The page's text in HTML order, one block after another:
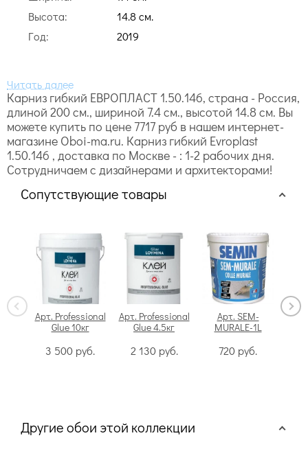
Высота:
14.8 cм.
Год:
2019
Карниз гибкий ЕВРОПЛАСТ 1.50.146, страна - Россия,
длиной 200 cм., шириной 7.4 cм., высотой 14.8 cм. Вы
можете купить по цене 7717 руб в нашем интернет-
магазине Oboi-ma.ru. Карниз гибкий Evroplast
1.50.146 , доставка по Москве - : 1-2 рабочих дня.
Сотрудничаем с дизайнерами и архитекторами!
Сопутствующие товары
Арт. Professional
Glue 10кг
3 500 руб.
Арт. Professional
Glue 4.5кг
2 130 руб.
Арт. SEM-
MURALE-1L
720 руб.
Другие обои этой коллекции